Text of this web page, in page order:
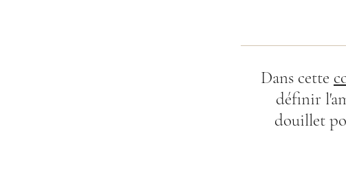
Dans cette
définir
douillet